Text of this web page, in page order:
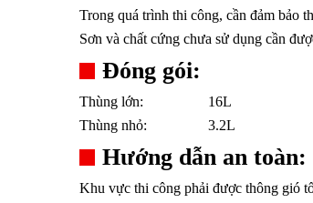
Trong quá trình thi công, cần đảm bảo
Sơn và chất cứng chưa sử dụng cần
Đóng gói:
Thùng lớn:
16L
Thùng nhỏ:
3.2L
Hướng dẫn an toàn:
Khu vực thi công phải được thông gió